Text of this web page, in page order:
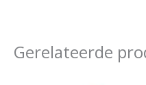
Gerelateerde